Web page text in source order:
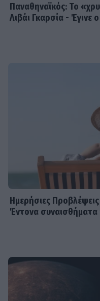
Παναθηναϊκός: Το
Λιβάι Γκαρσία - Έγινε
Ημερήσιες
Έντονα συναισθήματα